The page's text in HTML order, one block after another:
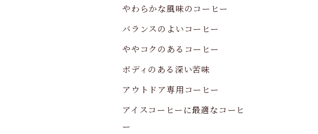
やわらかな風味のコーヒー
バランスのよいコーヒー
ややコクのあるコーヒー
ボディのある深い苦味
アウトドア専用コーヒー
アイスコーヒーに最適なコーヒ
ー